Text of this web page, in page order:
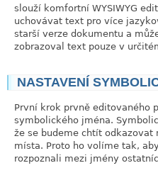
slouží komfortní WYSIWYG
uchovávat text pro více
starší verze dokumentu a
zobrazoval text pouze v
NASTAVENÍ
První krok prvně editovaného
symbolického jména.
že se budeme chtít
místa. Proto ho volíme tak,
rozpoznali mezi jmény